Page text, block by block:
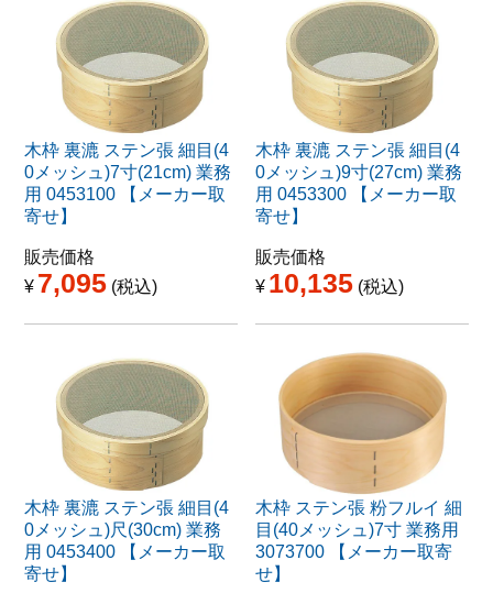
木枠 裏漉 ステン張 細目(4
0メッシュ)7寸(21cm) 業務
用 0453100 【メーカー取
寄せ】
販売価格
¥ 7,095 税込
木枠 裏漉 ステン張 細目(4
0メッシュ)9寸(27cm) 業務
用 0453300 【メーカー取
寄せ】
販売価格
¥ 10,135 税込
木枠 裏漉 ステン張 細目(4
0メッシュ)尺(30cm) 業務
用 0453400 【メーカー取
寄せ】
木枠 ステン張 粉フルイ 細
目(40メッシュ)7寸 業務用
3073700 【メーカー取寄
せ】